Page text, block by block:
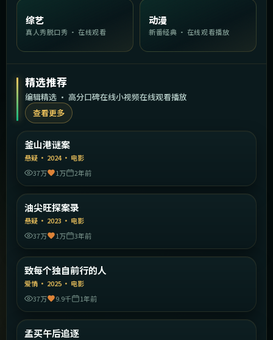
综艺
真人秀脱口秀 · 在线观看
动漫
新番经典 · 在线观看播放
精选推荐
编辑精选 · 高分口碑在线小视频在线观看播放
查看更多
精选
釜山港谜案
悬疑 · 2024· 电影
37万
1万 2年前
精选
油尖旺探案录
悬疑 · 2023 · 电影
37万
1万 3年前
精选
致每个独自前行的人
爱情 · 2025 · 电影
37万
9.9千 1年前
精选
孟买午后追逐